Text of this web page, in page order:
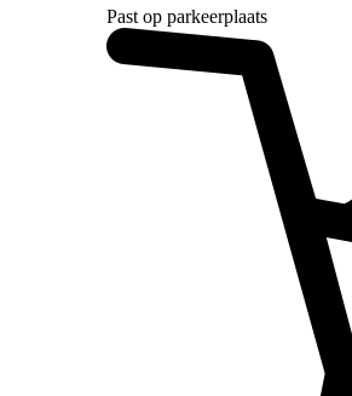
Past op parkeerplaats